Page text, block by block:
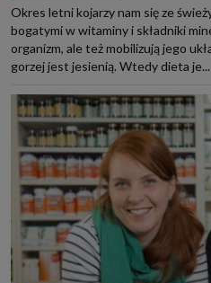
Okres letni kojarzy nam się ze
bogatymi w witaminy i składniki
organizm, ale też mobilizują jego
gorzej jest jesienią. Wtedy dieta je...